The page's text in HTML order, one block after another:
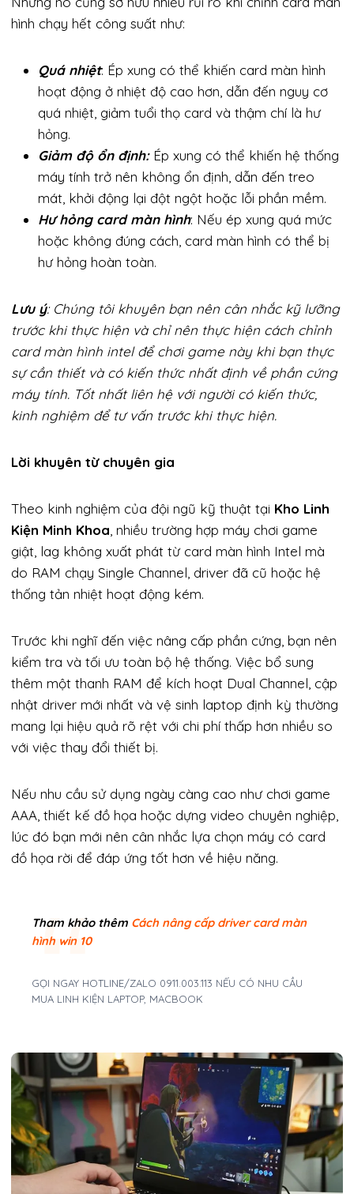
hình chạy hết công suất như:
Quá nhiệt: Ép xung có thể khiến card màn hình
hoạt động ở nhiệt độ cao hơn, dẫn đến nguy cơ
quá nhiệt, giảm tuổi thọ card và thậm chí là hư
hỏng.
Giảm độ ổn định:Ép xung có thể khiến hệ thống
máy tính trở nên không ổn định, dẫn đến treo
mát, khởi động lại đột ngột hoặc lỗi phần mềm.
Hư hỏng card màn hình: Nếu ép xung quá mức
hoặc không đúng cách, card màn hình có thể bị
hư hỏng hoàn toàn.
Lưu ý: Chúng tôi khuyên bạn nên cân nhắc kỹ lưỡng
trước khi thực hiện và chỉ nên thực hiện cách chỉnh
card màn hình intel để chơi game này khi bạn thực
sự cần thiết và có kiến thức nhất định về phần cứng
máy tính. Tốt nhất liên hệ với người có kiến thức,
kinh nghiệm để tư vấn trước khi thực hiện.
Lời khuyên từ chuyên gia
Theo kinh nghiệm của đội ngũ kỹ thuật tại Kho Linh
Kiện Minh Khoa , nhiều trường hợp máy chơi game
giật, lag không xuất phát từ card màn hình Intel mà
do RAM chạy Single Channel, driver đã cũ hoặc hệ
thống tản nhiệt hoạt động kém.
Trước khi nghĩ đến việc nâng cấp phần cứng, bạn nên
kiểm tra và tối ưu toàn bộ hệ thống. Việc bổ sung
thêm một thanh RAM để kích hoạt Dual Channel, cập
nhật driver mới nhất và vệ sinh laptop định kỳ thường
mang lại hiệu quả rõ rệt với chi phí thấp hơn nhiều so
với việc thay đổi thiết bị.
Nếu nhu cầu sử dụng ngày càng cao như chơi game
AAA, thiết kế đồ họa hoặc dựng video chuyên nghiệp,
lúc đó bạn mới nên cân nhắc lựa chọn máy có card
đồ họa rời để đáp ứng tốt hơn về hiệu năng.
Tham khảo thêm Cách nâng cấp driver card màn
hình win 10
GỌI NGAY HOTLINE/ZALO 0911.003.113 NẾU CÓ NHU CẦU
MUA LINH KIỆN LAPTOP, MACBOOK